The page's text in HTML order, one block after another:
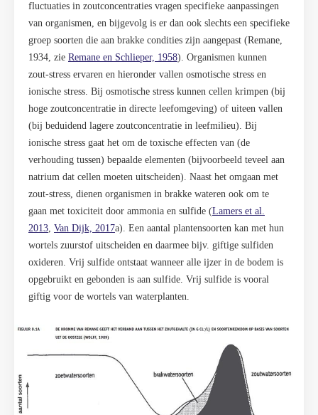
fluctuaties in zoutconcentraties vragen specifieke aanpassingen
van organismen, en bijgevolg is er dan ook slechts een specifieke
groep soorten die aan brakke condities zijn aangepast (Remane,
1934, zie Remane en Schlieper, 1958). Organismen kunnen
zout-stress ervaren en hieronder vallen osmotische stress en
ionische stress. Bij osmotische stress kunnen cellen krimpen (bij
hoge zoutconcentratie in directe leefomgeving) of uiteen vallen
(bij beduidend lagere zoutconcentratie in leefmilieu). Bij
ionische stress gaat het om de toxische effecten van (de
verhouding tussen) bepaalde elementen (bijvoorbeeld teveel aan
natrium dat cellen moeten uitscheiden). Naast het omgaan met
zout-stress, dienen organismen in brakke wateren ook om te
gaan met toxiciteit door ammonia en sulfide (Lamers et al.
2013, Van Dijk, 2017a). Een aantal plantensoorten kan met hun
wortels zuurstof uitscheiden en daarmee bijv. giftige sulfiden
oxideren. Vrij sulfide ontstaat wanneer alle ijzer in de bodem is
opgebruikt en gebonden is aan sulfide. Vrij sulfide is vooral
giftig voor de wortels van waterplanten.